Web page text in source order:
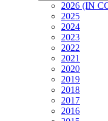
2026 (IN
2025
2024
2023
2022
2021
2020
2019
2018
2017
2016